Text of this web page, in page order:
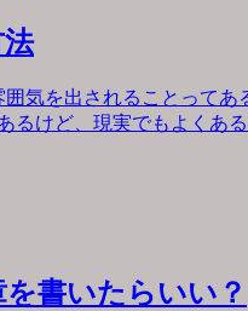
気を出されることってあ
るけど、現実でもよくあ
書いたらいい？